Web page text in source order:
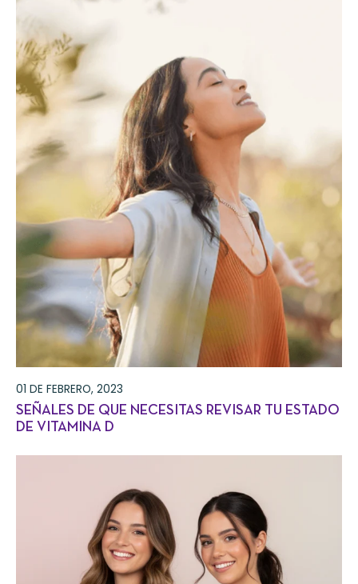
01 DE FEBRERO, 2023
SEÑALES DE QUE NECESITAS REVISAR TU ESTADO
DE VITAMINA D